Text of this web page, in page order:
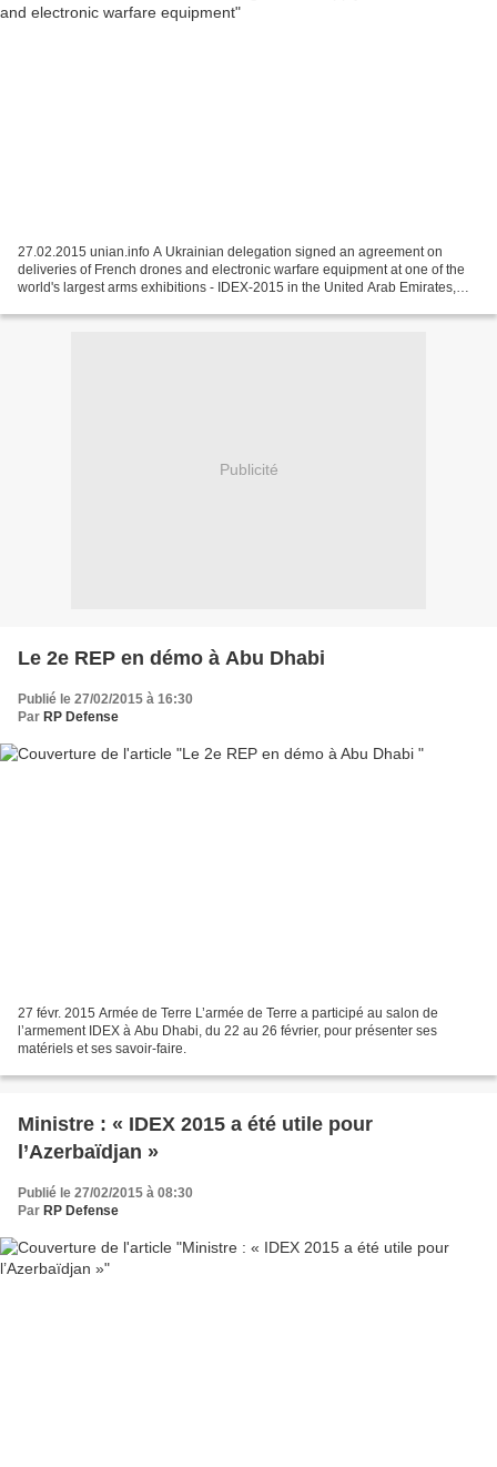
27.02.2015 unian.info A Ukrainian delegation signed an agreement on
deliveries of French drones and electronic warfare equipment at one of the
world's largest arms exhibitions - IDEX-2015 in the United Arab Emirates,
Publicité
Le 2e REP en démo à Abu Dhabi
Publié le 27/02/2015 à 16:30
Par RP Defense
27 févr. 2015 Armée de Terre L’armée de Terre a participé au salon de
l’armement IDEX à Abu Dhabi, du 22 au 26 février, pour présenter ses
matériels et ses savoir-faire.
Ministre : « IDEX 2015 a été utile pour
l’Azerbaïdjan »
Publié le 27/02/2015 à 08:30
Par RP Defense